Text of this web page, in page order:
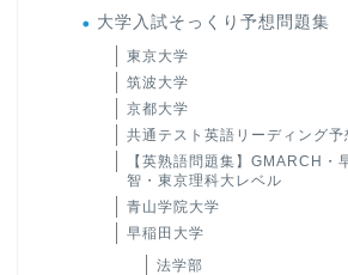
大学入試そっくり予想問題集
東京大学
筑波大学
京都大学
共通テスト英語リーディング予
【英熟語問題集】GMARCH・
智・東京理科大レベル
青山学院大学
早稲田大学
法学部